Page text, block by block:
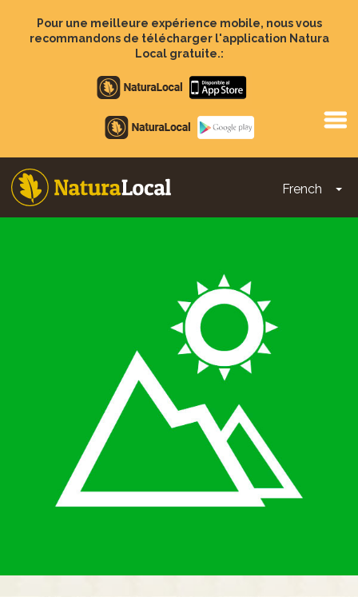
contenu
Pour une meilleure expérience mobile, nous vous
recommandons de télécharger l'application Natura
Local gratuite.:
Apple
store
Google
Play
French
Main